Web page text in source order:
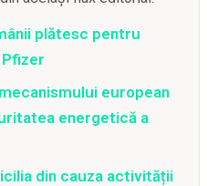
plătesc pentru
european
energetică a
din cauza activității